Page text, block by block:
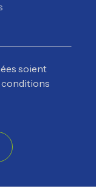
soient